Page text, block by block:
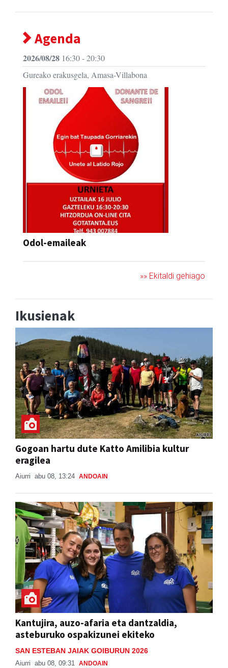
Agenda
2026/08/28 16:30 - 20:30
Gureako erakusgela, Amasa-Villabona
Odol-emaileak
»» Ekitaldi gehiago
Ikusienak
Gogoan hartu dute Katto Amilibia kultur
eragilea
Aiurri abu 08, 13:24 ANDOAIN
Kantujira, auzo-afaria eta dantzaldia,
asteburuko ospakizunei ekiteko
SAN ESTEBAN JAIAK GOIBURUN 2026
Aiurri abu 08, 09:31 ANDOAIN